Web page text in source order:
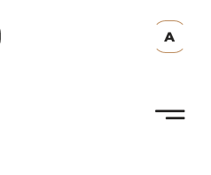
А
N